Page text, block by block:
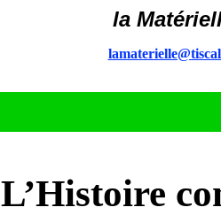
la
L’Histoire